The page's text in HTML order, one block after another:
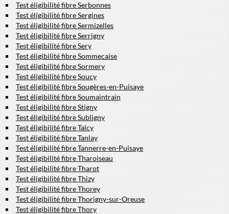
Test éligibilité fibre Serbonnes
Test éligibilité fibre Sergines
Test éligibilité fibre Sermizelles
Test éligibilité fibre Serrigny
Test éligibilité fibre Sery
Test éligibilité fibre Sommecaise
Test éligibilité fibre Sormery
Test éligibilité fibre Soucy
Test éligibilité fibre Sougères-en-Puisaye
Test éligibilité fibre Soumaintrain
Test éligibilité fibre Stigny
Test éligibilité fibre Subligny
Test éligibilité fibre Talcy
Test éligibilité fibre Tanlay
Test éligibilité fibre Tannerre-en-Puisaye
Test éligibilité fibre Tharoiseau
Test éligibilité fibre Tharot
Test éligibilité fibre Thizy
Test éligibilité fibre Thorey
Test éligibilité fibre Thorigny-sur-Oreuse
Test éligibilité fibre Thory